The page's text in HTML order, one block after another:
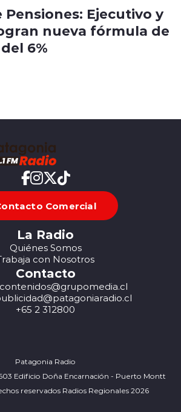
Pensiones: Ejecutivo y
nueva fórmula de
6%
Comercial
La Radio
Quiénes Somos
con Nosotros
Contacto
+65 2 312800
Patagonia Radio
Edificio Doña Encarnación - Puerto Montt
reservados Radios Regionales 2026